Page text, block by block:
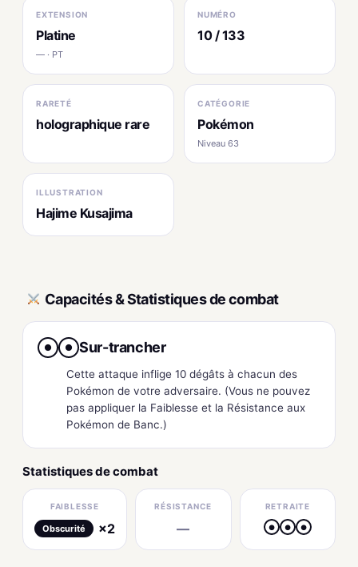
EXTENSION
Platine
— · PT
NUMÉRO
10 / 133
RARETÉ
holographique rare
CATÉGORIE
Pokémon
Niveau 63
ILLUSTRATION
Hajime Kusajima
Capacités & Statistiques de combat
● ● Sur-trancher
Cette attaque inflige 10 dégâts à chacun des
Pokémon de votre adversaire. (Vous ne pouvez
pas appliquer la Faiblesse et la Résistance aux
Pokémon de Banc.)
Statistiques de combat
FAIBLESSE
Obscurité ×2
RÉSISTANCE
—
RETRAITE
● ● ●